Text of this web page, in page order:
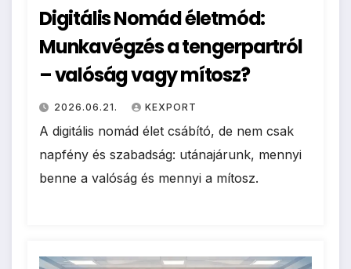
Digitális Nomád életmód:
Munkavégzés a tengerpartról
– valóság vagy mítosz?
2026.06.21. KEXPORT
A digitális nomád élet csábító, de nem csak
napfény és szabadság: utánajárunk, mennyi
benne a valóság és mennyi a mítosz.